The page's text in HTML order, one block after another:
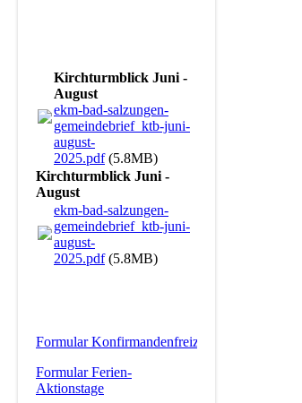
Kirchturmblick Juni -
August
ekm-bad-salzungen-
gemeindebrief_ktb-juni-
august-
2025.pdf(5.8MB)
Kirchturmblick Juni -
August
ekm-bad-salzungen-
gemeindebrief_ktb-juni-
august-
2025.pdf(5.8MB)
Formular Konfirmandenfreizeit
Formular Ferien-
Aktionstage